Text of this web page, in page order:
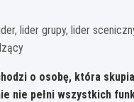
lider grupy, lider
o osobę, która
nie pełni wszystkich